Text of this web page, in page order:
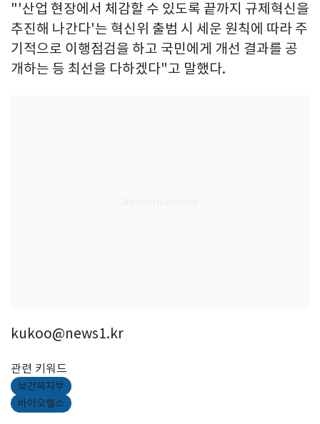
"'산업 현장에서 체감할 수 있도록 끝까지 규제혁신을
추진해 나간다'는 혁신위 출범 시 세운 원칙에 따라 주
기적으로 이행점검을 하고 국민에게 개선 결과를 공
개하는 등 최선을 다하겠다"고 말했다.
kukoo@news1.kr
관련 키워드
보건복지부
바이오헬스